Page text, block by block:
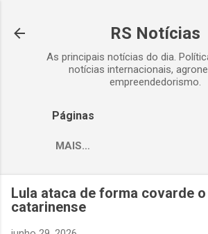
RS Notícias
As principais notícias do dia.
notícias internacionais,
empreendedorismo.
Páginas
MAIS…
Lula ataca de forma covarde
catarinense